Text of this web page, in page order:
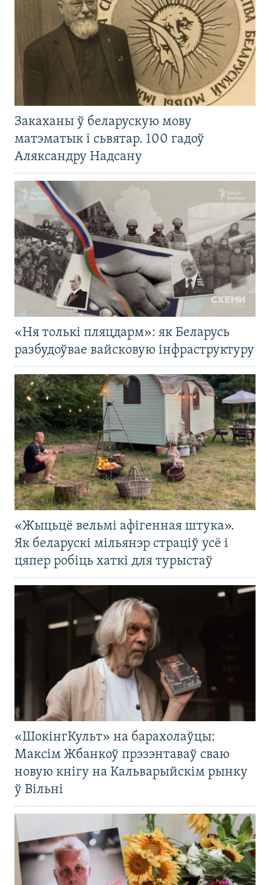
Закаханы ў беларускую мову
матэматык і сьвятар. 100 гадоў
Аляксандру Надсану
«Ня толькі пляцдарм»: як Беларусь
разбудоўвае вайсковую інфраструктуру
«Жыцьцё вельмі афігенная штука».
Як беларускі мільянэр страціў усё і
цяпер робіць хаткі для турыстаў
«ШокінгКульт» на барахолаўцы:
Максім Жбанкоў прэзэнтаваў сваю
новую кнігу на Кальварыйскім рынку
ў Вільні